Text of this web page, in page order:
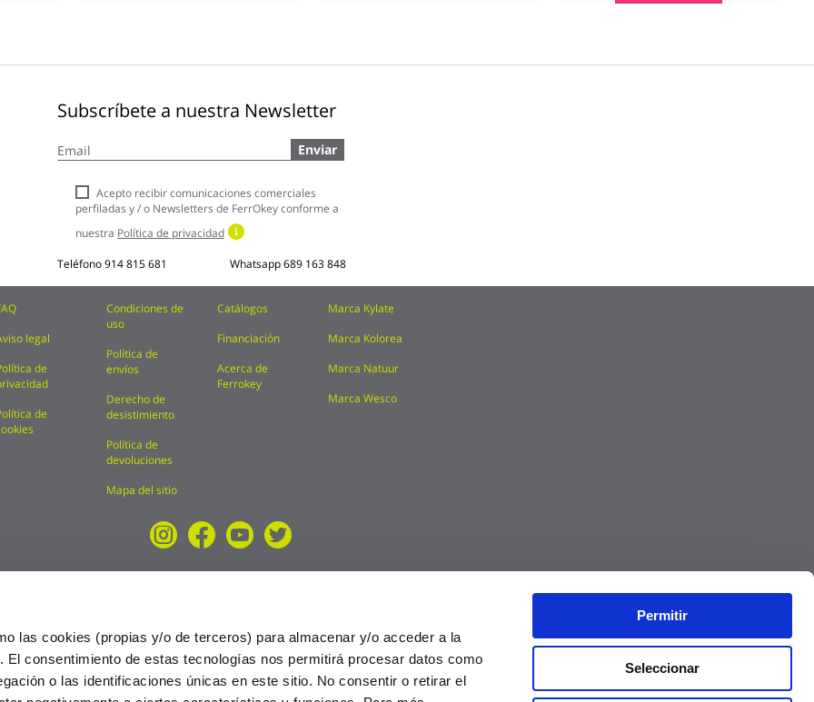
las cookies (propias y/o de terceros) para almacenar y/o acceder a la
El consentimiento de estas tecnologías nos permitirá procesar datos como
o las identificaciones únicas en este sitio. No consentir o retirar el
Permitir
Seleccionar
Subscríbete a nuestra Newsletter
a
boletín
noticias:
Enviar
Acepto recibir comunicaciones comerciales
perfiladas y / o Newsletters de FerrOkey conforme a
nuestra Política de privacidad
Teléfono914 815 681 Whatsapp689 163 848
legal
de
de
Condiciones de
uso
Política de
envíos
Derecho de
desistimiento
Política de
devoluciones
Mapa del sitio
Catálogos
Financiación
Acerca de
Ferrokey
Marca Kylate
Marca Kolorea
Marca Natuur
Marca Wesco